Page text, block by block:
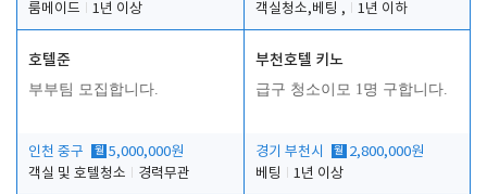
룸메이드
1년 이상
객실청소,베팅 ,
1년 이하
호텔준
부부팀 모집합니다.
인천 중구 월 5,000,000원
객실 및 호텔청소
경력무관
부천호텔 키노
급구 청소이모 1명 구합니다.
경기 부천시 월 2,800,000원
베팅
1년 이상